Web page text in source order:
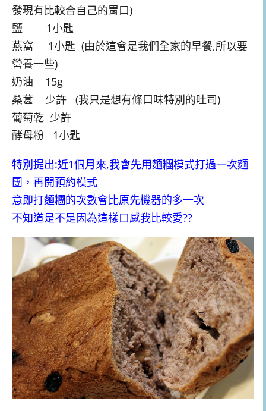
發現有比較合自己的胃口)
鹽 1小匙
燕窩 1小匙 (由於這會是我們全家的早餐,所以要
營養一些)
奶油 15g
桑葚 少許 (我只是想有條口味特別的吐司)
葡萄乾 少許
酵母粉 1小匙
特別提出:近1個月來,我會先用麵糰模式打過一次麵
團，再開預約模式
意即打麵糰的次數會比原先機器的多一次
不知道是不是因為這樣口感我比較愛??